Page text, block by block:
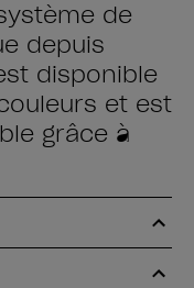
de
depuis
disponible
et est
grâce à